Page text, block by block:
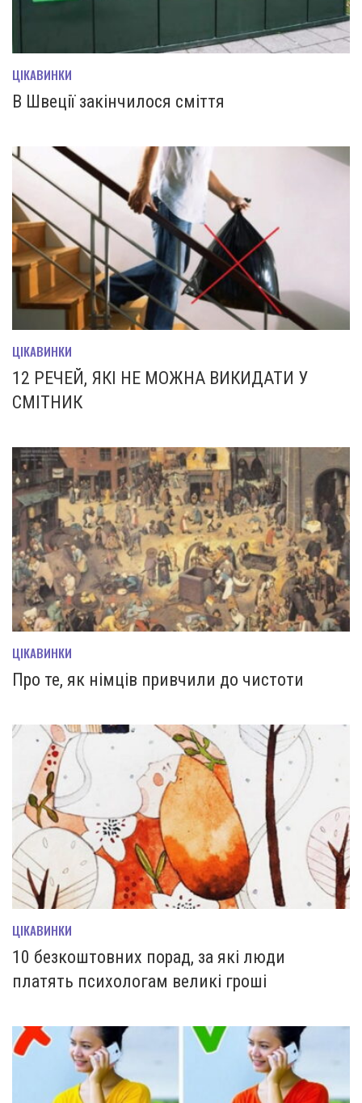
ЦІКАВИНКИ
В Швеції закінчилося сміття
ЦІКАВИНКИ
12 РЕЧЕЙ, ЯКІ НЕ МОЖНА ВИКИДАТИ У
СМІТНИК
ЦІКАВИНКИ
Про те, як німців привчили до чистоти
ЦІКАВИНКИ
10 безкоштовних порад, за які люди
платять психологам великі гроші